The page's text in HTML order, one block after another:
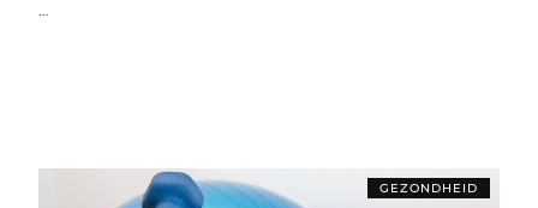
...
GEZONDHEID